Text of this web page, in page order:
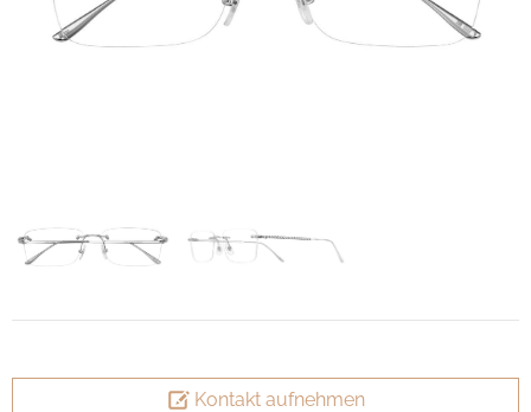
Next
Kontakt aufnehmen
Social Media
中文